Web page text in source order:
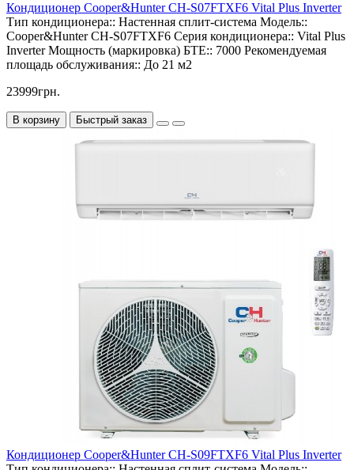
Кондиционер Cooper&Hunter CH-S07FTXF6 Vital Plus Inverter
Тип кондиционера:: Настенная сплит-система Модель::
Cooper&Hunter CH-S07FTXF6 Серия кондиционера:: Vital Plus
Inverter Мощность (маркировка) БТЕ:: 7000 Рекомендуемая
площадь обслуживания:: До 21 м2
23999грн.
В корзину Быстрый заказ
Кондиционер Cooper&Hunter CH-S09FTXF6 Vital Plus Inverter